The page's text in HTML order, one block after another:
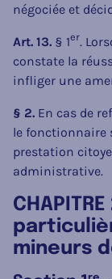
négociée et
Art. 13. § 1er.
constate la
infliger une
§ 2. En cas de
le fonctionnaire
prestation
administrative.
mineurs